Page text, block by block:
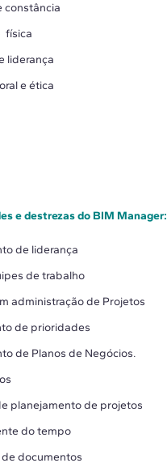
constância
física
liderança
e ética
e destrezas do BIM Manager:
de liderança
de trabalho
administração de Projetos
de prioridades
de Planos de Negócios.
planejamento de projetos
do tempo
documentos